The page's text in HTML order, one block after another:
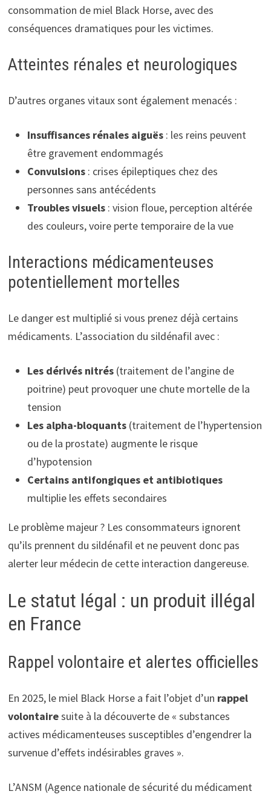
consommation de miel Black Horse, avec des
conséquences dramatiques pour les victimes.
Atteintes rénales et neurologiques
D’autres organes vitaux sont également menacés :
Insuffisances rénales aiguës: les reins peuvent
être gravement endommagés
Convulsions: crises épileptiques chez des
personnes sans antécédents
Troubles visuels: vision floue, perception altérée
des couleurs, voire perte temporaire de la vue
Interactions médicamenteuses
potentiellement mortelles
Le danger est multiplié si vous prenez déjà certains
médicaments. L’association du sildénafil avec :
Les dérivés nitrés(traitement de l’angine de
poitrine) peut provoquer une chute mortelle de la
tension
Les alpha-bloquants(traitement de l’hypertension
ou de la prostate) augmente le risque
d’hypotension
Certains antifongiques et antibiotiques
multiplie les effets secondaires
Le problème majeur ? Les consommateurs ignorent
qu’ils prennent du sildénafil et ne peuvent donc pas
alerter leur médecin de cette interaction dangereuse.
Le statut légal : un produit illégal
en France
Rappel volontaire et alertes officielles
En 2025, le miel Black Horse a fait l’objet d’un rappel
volontairesuite à la découverte de « substances
actives médicamenteuses susceptibles d’engendrer la
survenue d’effets indésirables graves ».
L’ANSM (Agence nationale de sécurité du médicament